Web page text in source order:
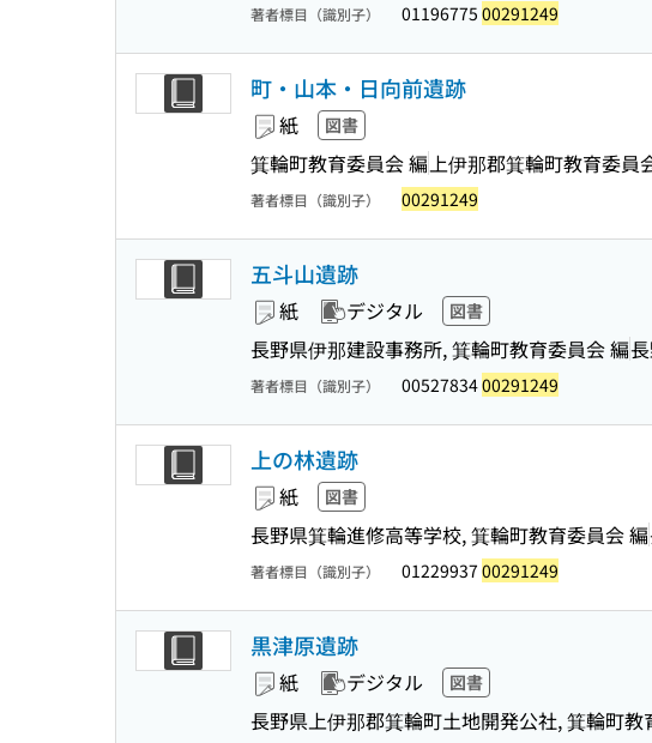
著者標目（識別子） 01196775 00291249
町・山本・日向前遺跡
紙 図書
箕輪町教育委員会 編 上伊那郡箕輪町教育委員
著者標目（識別子） 00291249
五斗山遺跡
紙 デジタル 図書
長野県伊那建設事務所, 箕輪町教育委員会 編
著者標目（識別子） 0052783400291249
上の林遺跡
紙 図書
長野県箕輪進修高等学校, 箕輪町教育委員会 編
著者標目（識別子） 01229937 00291249
黒津原遺跡
紙 デジタル 図書
長野県上伊那郡箕輪町土地開発公社, 箕輪町教